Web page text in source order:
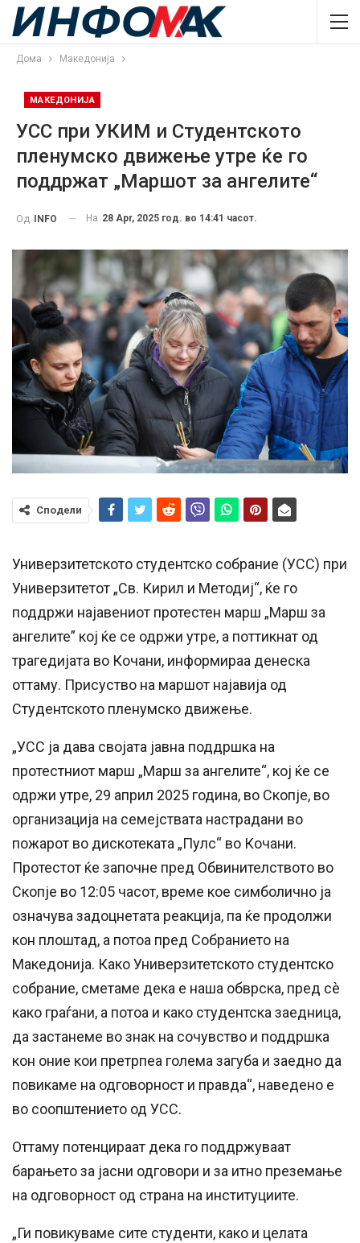
Дома Македонија
МАКЕДОНИЈА
УСС при УКИМ и Студентското
пленумско движење утре ќе го
поддржат „Маршот за ангелите“
Од INFO На 28 Apr, 2025 год. во 14:41 часот.
Сподели
Универзитетското студентско собрание (УСС) при
Универзитетот „Св. Кирил и Методиј“, ќе го
поддржи најавениот протестен марш „Марш за
ангелите” кој ќе се одржи утре, а поттикнат од
трагедијата во Кочани, информираа денеска
оттаму. Присуство на маршот најавија од
Студентското пленумско движење.
„УСС ја дава својата јавна поддршка на
протестниот марш „Марш за ангелите“, кој ќе се
одржи утре, 29 април 2025 година, во Скопје, во
организација на семејствата настрадани во
пожарот во дискотеката „Пулс“ во Кочани.
Протестот ќе започне пред Обвинителството во
Скопје во 12:05 часот, време кое симболично ја
означува задоцнетата реакција, па ќе продолжи
кон плоштад, а потоа пред Собранието на
Македонија. Како Универзитетското студентско
собрание, сметаме дека е наша обврска, пред сè
како граѓани, а потоа и како студентска заедница,
да застанеме во знак на сочувство и поддршка
кон оние кои претрпеа голема загуба и заедно да
повикаме на одговорност и правда“, наведено е
во соопштението од УСС.
Оттаму потенцираат дека го поддржуваат
барањето за јасни одговори и за итно преземање
на одговорност од страна на институциите.
„Ги повикуваме сите студенти, како и целата